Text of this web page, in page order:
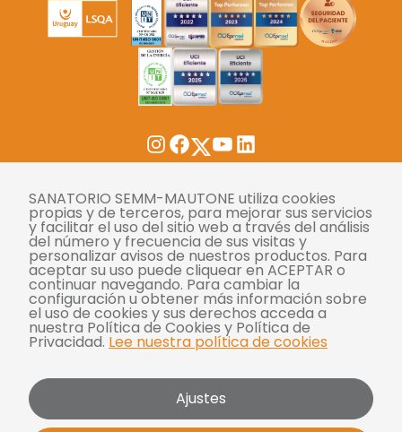
Instagram
Facebook
Twitter
YouTubeLinkedIn
Tasas
Derechos y deberes
Compliance
Términos y condiciones
Políticas de privacidad
Política de cookies
Bases y condiciones para concursos
SANATORIO SEMM-MAUTONE utiliza cookies
propias y de terceros, para mejorar sus servicios
y facilitar el uso del sitio web a través del análisis
del número y frecuencia de sus visitas y
personalizar avisos de nuestros productos. Para
aceptar su uso puede cliquear en ACEPTAR o
continuar navegando. Para cambiar la
configuración u obtener más información sobre
el uso de cookies y sus derechos acceda a
nuestra Política de Cookies y Política de
Privacidad. Lee nuestra política de cookies
Ajustes